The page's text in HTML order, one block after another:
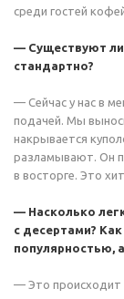
среди гостей
— Существуют ли
стандартно?
— Сейчас у нас в
подачей. Мы
накрывается
разламывают. Он
в восторге. Это
— Насколько
с десертами?
популярностью,
— Это